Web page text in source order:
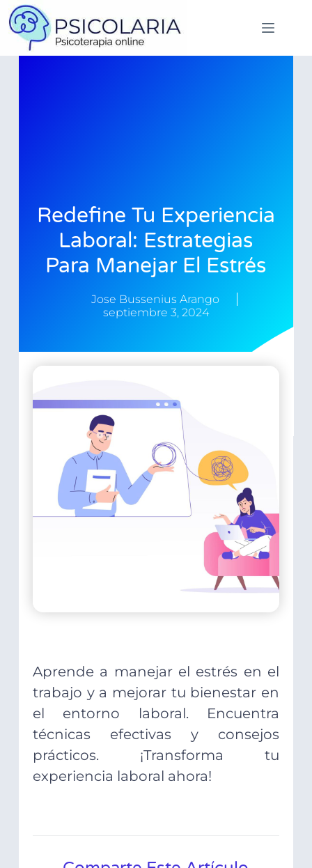
Redefine Tu Experiencia
Laboral: Estrategias
Para Manejar El Estrés
Jose Bussenius Arango
septiembre 3, 2024
Aprende a manejar el estrés en el
trabajo y a mejorar tu bienestar en
el entorno laboral. Encuentra
técnicas efectivas y consejos
prácticos. ¡Transforma tu
experiencia laboral ahora!